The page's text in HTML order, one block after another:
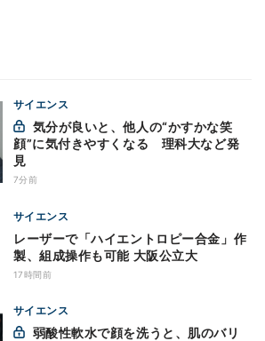
サイエンス
顔”に気付きやすくなる 理科大など発
見
7分前
サイエンス
レーザーで「ハイエントロピー合金」作
製、組成操作も可能 大阪公立大
17時間前
サイエンス